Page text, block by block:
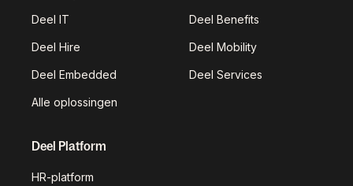
Deel IT Deel Benefits
Deel Hire Deel Mobility
Deel Embedded Deel Services
Alle oplossingen
Deel Platform
HR-platform